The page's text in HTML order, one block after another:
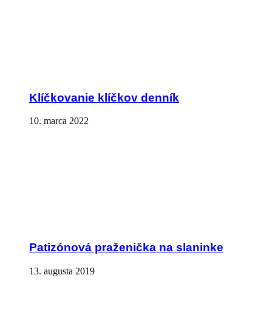
Klíčkovanie klíčkov denník
10. marca 2022
Patizónová praženička na slaninke
13. augusta 2019